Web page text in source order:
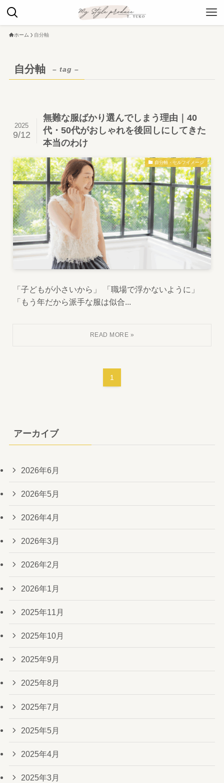
ホーム 自分軸
自分軸 – tag –
無難な服ばかり選んでしまう理由｜40
代・50代がおしゃれを後回しにしてきた
本当のわけ
2025
9/12
自分軸・セルフイメージ
「子どもが小さいから」 「職場で浮かないように」
「もう年だから派手な服は似合...
1
アーカイブ
2026年6月
2026年5月
2026年4月
2026年3月
2026年2月
2026年1月
2025年11月
2025年10月
2025年9月
2025年8月
2025年7月
2025年5月
2025年4月
2025年3月